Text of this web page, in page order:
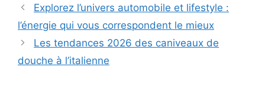
Explorez l’univers automobile et lifestyle :
l’énergie qui vous correspondent le mieux
Les tendances 2026 des caniveaux de
douche à l’italienne